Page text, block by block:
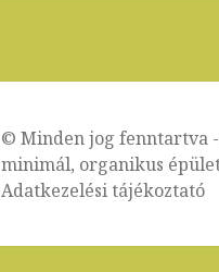
© Minden jog fenntartva
minimál, organikus
Adatkezelési tájékoztató